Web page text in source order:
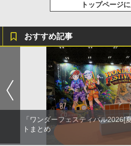
トップページ
おすすめ記事
「ワンダーフェスティバル2026[
トまとめ